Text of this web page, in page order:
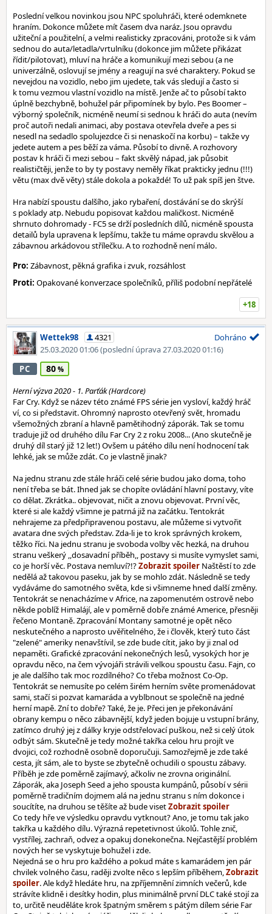
Poslední velkou novinkou jsou NPC spoluhráči, které odemknete
hraním. Dokonce můžete mít časem dva naráz. Jsou opravdu
užiteční a použitelní, a velmi realisticky zpracováni, protože si k vám
sednou do auta/letadla/vrtulníku (dokonce jim můžete přikázat
řídit/pilotovat), mluví na hráče a komunikují mezi sebou (a ne
univerzálně, oslovují se jmény a reagují na své charaktery. Pokud se
nevejdou na vozidlo, nebo jim ujedete, tak vás sledují a často si
k tomu vezmou vlastní vozidlo na místě. Jenže ač to působí takto
úplně bezchybně, bohužel pár připomínek by bylo. Pes Boomer –
výborný společník, nicméně neumí si sednou k hráči do auta (nevím
proč autoři nedali animaci, aby postava otevřela dveře a pes si
nesedl na sedadlo spolujezdce či si nenaskočí na korbu) – takže vy
jedete autem a pes běží za váma. Působí to divně. A rozhovory
postav k hráči či mezi sebou – fakt skvělý nápad, jak působit
realističtěji, jenže to by ty postavy neměly říkat prakticky jednu (!!!)
větu (max dvě věty) stále dokola a pokaždé! To už pak spíš jen štve.
Hra nabízí spoustu dalšího, jako rybaření, dostávání se do skrýší
s poklady atp. Nebudu popisovat každou maličkost. Nicméně
shrnuto dohromady - FC5 se drží posledních dílů, nicméně spousta
detailů byla upravena k lepšímu, takže tu máme opravdu skvělou a
zábavnou arkádovou střílečku. A to rozhodně není málo.
Pro: Zábavnost, pěkná grafika i zvuk, rozsáhlost
Proti: Opakované konverzace společníků, příliš podobní nepřátelé
+18
Wettek98
4321
25.03.2020 01:06(poslední úprava 27.03.2020 01:16)
Dohráno
PC 80
Herní výzva 2020 - 1. Parťák (Hardcore)
Far Cry. Když se název této známé FPS série jen vysloví, každý hráč
ví, co si představit. Ohromný naprosto otevřený svět, hromadu
všemožných zbraní a hlavně pamětihodný záporák. Tak se tomu
traduje již od druhého dílu Far Cry 2 z roku 2008... (Ano skutečně je
druhý díl starý již 12 let!) Ovšem u pátého dílu není hodnocení tak
lehké, jak se může zdát. Co je vlastně jinak?
Na jednu stranu zde stále hráči celé série budou jako doma, toho
není třeba se bát. Ihned jak se chopíte ovládání hlavní postavy, víte
co dělat. Zkrátka.. objevovat, ničit a znovu objevovat. První věc,
které si ale každý všimne je patrná již na začátku. Tentokrát
nehrajeme za předpřipravenou postavu, ale můžeme si vytvořit
avatara dne svých představ. Zda-li je to krok správných krokem,
těžko říci. Na jednu stranu je svoboda volby věc hezká, na druhou
stranu veškerý ,,dosavadní příběh,, postavy si musíte vymyslet sami,
co je horší věc. Postava nemluví?!?
Naštěstí to zde
nedělá až takovou paseku, jak by se mohlo zdát. Následně se tedy
vydáváme do samotného světa, kde si všimneme hned další změny.
Tentokrát se nenacházíme v Africe, na zapomenutém ostrově nebo
někde poblíž Himalájí, ale v poměrně dobře známé Americe, přesněji
řečeno Montaně. Zpracování Montany samotné je opět něco
neskutečného a naprosto uvěřitelného, že i člověk, který tuto část
"zelené" ameriky nenavštívil, se zde bude cítit, jako by ji znal od
nepaměti. Grafické zpracování nekonečných lesů, vysokých hor je
opravdu něco, na čem vývojáři strávili velkou spoustu času. Fajn, co
je ale dalšího tak moc rozdílného? Co třeba možnost Co-Op.
Tentokrát se nemusíte po celém širém herním světe promenádovat
sami, stačí si pozvat kamaráda a vyblbnout se společně na jedné
herní mapě. Zní to dobře? Také, že je. Přeci jen je překonávání
obrany kempu o něco zábavnější, když jeden bojuje u vstupní brány,
zatímco druhý jej z dálky kryje odstřelovací puškou, než si celý útok
odbýt sám. Skutečně je tedy možné takřka celou hru projít ve
dvojici, což rozhodně osobně doporučuji. Samozřejmě je zde také
cesta, jít sám, ale to byste se zbytečně ochudili o spoustu zábavy.
Příběh je zde poměrně zajímavý, ačkoliv ne zrovna originální.
Záporák, aka Joseph Seed a jeho spousta kumpánů, působí v sérii
poměrně tradičním dojmem alá na jednu stranu s ním dokonce i
soucítíte, na druhou se těšíte až bude viset
Co tedy hře ve výsledku opravdu vytknout? Ano, je tomu tak jako
takřka u každého dílu. Výrazná repetetivnost úkolů. Tohle znič,
vystřílej, zachraň, odvez a opakuj donekonečna. Nejčastější problém
nových her se vyskytuje bohužel i zde.
Nejedná se o hru pro každého a pokud máte s kamarádem jen pár
chvilek volného času, raději zvolte něco s lepším příběhem,
. Ale když hledáte hru, na zpříjemnění zimních večerů, kde
strávíte klidně i desítky hodin, plus minimálně první DLC také stojí za
to, určitě neuděláte krok špatným směrem s pátým dílem série Far